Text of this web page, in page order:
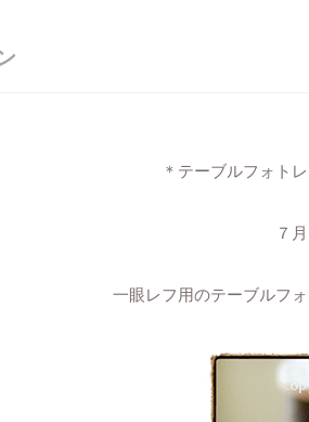
＊テーブルフォト
７
一眼レフ用のテーブルフ